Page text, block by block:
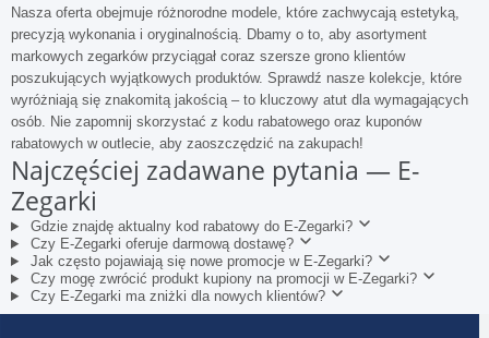
Nasza oferta obejmuje różnorodne modele, które zachwycają estetyką,
precyzją wykonania i oryginalnością. Dbamy o to, aby asortyment
markowych zegarków przyciągał coraz szersze grono klientów
poszukujących wyjątkowych produktów. Sprawdź nasze kolekcje, które
wyróżniają się znakomitą jakością – to kluczowy atut dla wymagających
osób. Nie zapomnij skorzystać z kodu rabatowego oraz kuponów
rabatowych w outlecie, aby zaoszczędzić na zakupach!
Najczęściej zadawane pytania — E-
Zegarki
Gdzie znajdę aktualny kod rabatowy do E-Zegarki?
Czy E-Zegarki oferuje darmową dostawę?
Jak często pojawiają się nowe promocje w E-Zegarki?
Czy mogę zwrócić produkt kupiony na promocji w E-Zegarki?
Czy E-Zegarki ma zniżki dla nowych klientów?